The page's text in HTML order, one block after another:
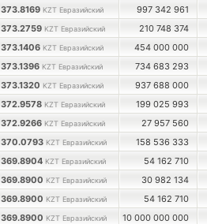
373.8169 KZT Евразийский 997 342 961
373.2759 KZT Евразийский 210 748 374
373.1406 KZT Евразийский 454 000 000
373.1396 KZT Евразийский 734 683 293
373.1320 KZT Евразийский 937 688 000
372.9578 KZT Евразийский 199 025 993
372.9266 KZT Евразийский 27 957 560
370.0793 KZT Евразийский 158 536 333
369.8904 KZT Евразийский 54 162 710
369.8900 KZT Евразийский 30 982 134
369.8900 KZT Евразийский 54 162 710
369.8900 KZT Евразийский 10 000 000 000